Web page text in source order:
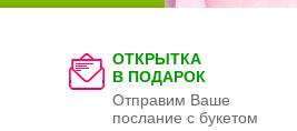
ОТКРЫТКА
В ПОДАРОК
Отправим Ваше
послание с букетом